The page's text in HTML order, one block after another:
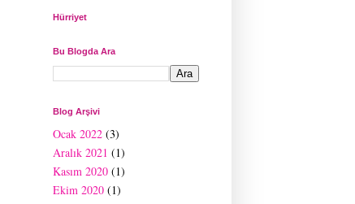
Hürriyet
Bu Blogda Ara
Blog Arşivi
Ocak 2022 (3)
Aralık 2021 (1)
Kasım 2020 (1)
Ekim 2020 (1)